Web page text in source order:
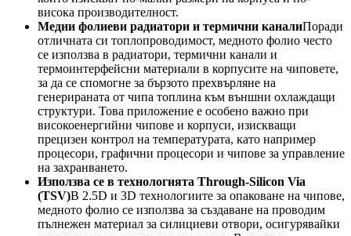
висока производителност.
Медни фолиеви радиатори и термични каналиПоради
отличната си топлопроводимост, медното фолио често
се използва в радиатори, термични канали и
термоинтерфейсни материали в корпусите на чиповете,
за да се спомогне за бързото прехвърляне на
генерираната от чипа топлина към външни охлаждащи
структури. Това приложение е особено важно при
високоенергийни чипове и корпуси, изискващи
прецизен контрол на температурата, като например
процесори, графични процесори и чипове за управление
на захранването.
Използва се в технологията Through-Silicon Via
(TSV)В 2.5D и 3D технологиите за опаковане на чипове,
медното фолио се използва за създаване на проводим
пълнежен материал за силициеви отвори, осигурявайки